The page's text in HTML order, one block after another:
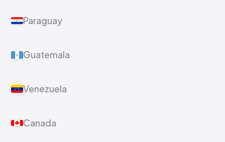
Paraguay
Guatemala
Venezuela
Canada